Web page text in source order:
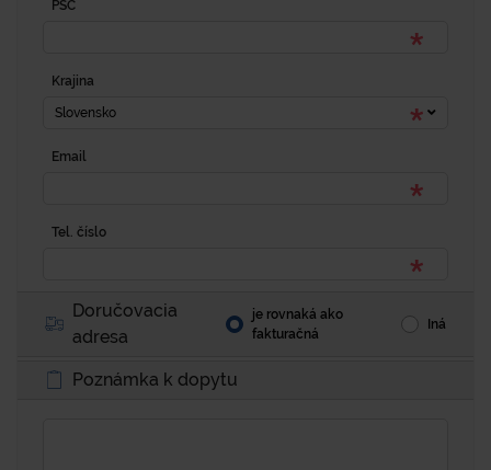
PSČ
Krajina
Slovensko
Email
Tel. číslo
Doručovacia
adresa
je rovnaká ako
fakturačná
Iná
Poznámka k dopytu